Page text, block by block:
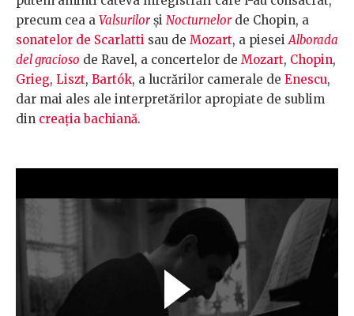
precum cea a Valsurilorși Nocturnelorde Chopin, a
sonatelor de Scarlatti sau de Mozart, a pieseiAlborada
del gracioso de Ravel, a concertelor de Mozart, Chopin,
Grieg, Liszt, Bartók, a lucrărilor camerale de Enescu,
dar mai ales ale interpretărilor apropiate de sublim
din creația bachiană.